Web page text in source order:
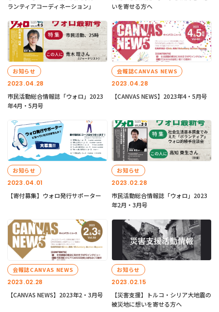
ランティアコーディネーション」
いを寄せる方へ
2023.04.28
お知らせ
市民活動総合情報誌「ウォロ」2023
年4月・5月号
2023.04.28
会報誌CANVAS NEWS
【CANVAS NEWS】2023年4・5月号
2023.04.01
お知らせ
【寄付募集】ウォロ発行サポーター
2023.02.28
お知らせ
市民活動総合情報誌「ウォロ」2023
年2月・3月号
2023.02.28
会報誌CANVAS NEWS
【CANVAS NEWS】2023年2・3月号
2023.02.15
お知らせ
【災害支援】トルコ・シリア大地震の
被災地に想いを寄せる方へ